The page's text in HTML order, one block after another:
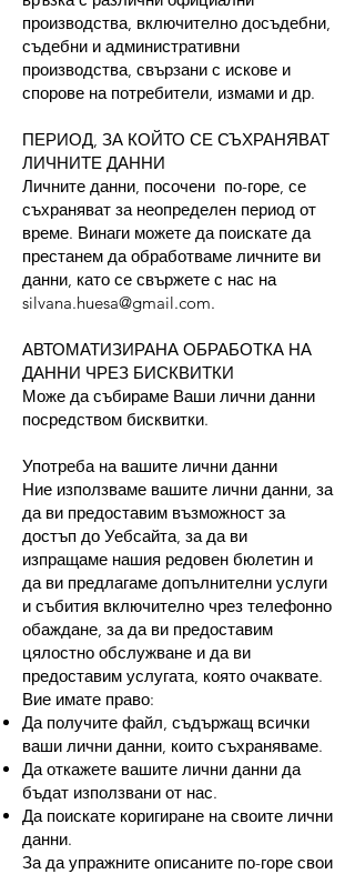
производства, включително досъдебни,
съдебни и административни
производства, свързани с искове и
спорове на потребители, измами и др.
ПЕРИОД, ЗА КОЙТО СЕ СЪХРАНЯВАТ
ЛИЧНИТЕ ДАННИ
Личните данни, посочени по-горе, се
съхраняват за неопределен период от
време. Винаги можете да поискате да
престанем да обработваме личните ви
данни, като се свържете с нас на
silvana.huesa@gmail.com.
АВТОМАТИЗИРАНА ОБРАБОТКА НА
ДАННИ ЧРЕЗ БИСКВИТКИ
Може да събираме Ваши лични данни
посредством бисквитки.
Употреба на вашите лични данни
Ние използваме вашите лични данни, за
да ви предоставим възможност за
достъп до Уебсайта, за да ви
изпращаме нашия редовен бюлетин и
да ви предлагаме допълнителни услуги
и събития включително чрез телефонно
обаждане, за да ви предоставим
цялостно обслужване и да ви
предоставим услугата, която очаквате.
Вие имате право:
Да получите файл, съдържащ всички
ваши лични данни, които съхраняваме.
Да откажете вашите лични данни да
бъдат използвани от нас.
Да поискате коригиране на своите лични
данни.
За да упражните описаните по-горе свои